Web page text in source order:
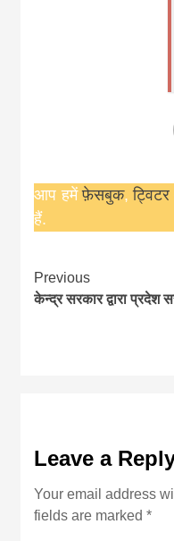
आप हमेंफ़ेसबुक,ट्विटर
हैं.
Continue
Reading
Previous
केन्द्र सरकार द्वारा प्रदेश
Leave a
Your email address
fields are marked*